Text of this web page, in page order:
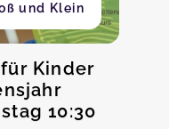
und Klein
Kinder
10:30